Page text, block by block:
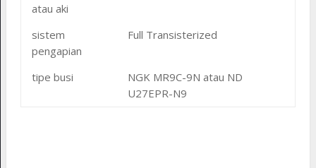
atau aki
sistem
pengapian
Full Transisterized
tipe busi
NGK MR9C-9N atau ND
U27EPR-N9